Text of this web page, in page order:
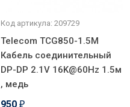
Код артикула: 209729
Telecom TCG850-1.5M
Кабель соединительный
DP-DP 2.1V 16K@60Hz 1.5м
, медь
950 ₽